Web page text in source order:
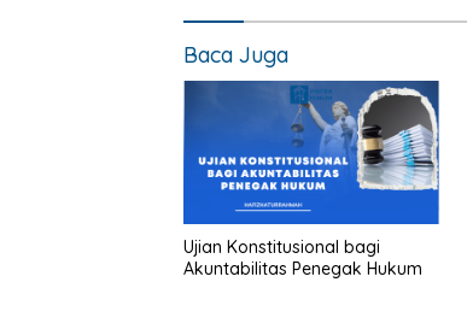
Baca Juga
Ujian Konstitusional bagi
Akuntabilitas Penegak Hukum